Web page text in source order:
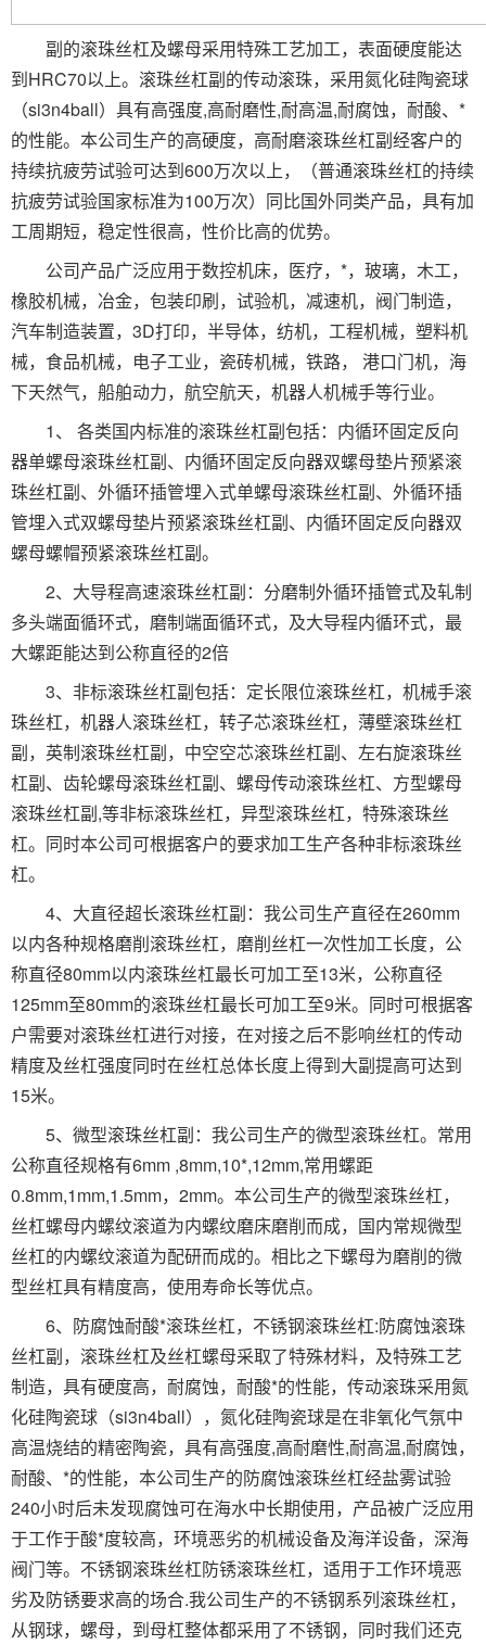
副的滚珠丝杠及螺母采用特殊工艺加工，表面硬度能达
到HRC70以上。滚珠丝杠副的传动滚珠，采用氮化硅陶瓷球
（si3n4ball）具有高强度,高耐磨性,耐高温,耐腐蚀，耐酸、*
的性能。本公司生产的高硬度，高耐磨滚珠丝杠副经客户的
持续抗疲劳试验可达到600万次以上，（普通滚珠丝杠的持续
抗疲劳试验国家标准为100万次）同比国外同类产品，具有加
工周期短，稳定性很高，性价比高的优势。
公司产品广泛应用于数控机床，医疗，*，玻璃，木工，
橡胶机械，冶金，包装印刷，试验机，减速机，阀门制造，
汽车制造装置，3D打印，半导体，纺机，工程机械，塑料机
械，食品机械，电子工业，瓷砖机械，铁路， 港口门机，海
下天然气，船舶动力，航空航天，机器人机械手等行业。
1、 各类国内标准的滚珠丝杠副包括：内循环固定反向
器单螺母滚珠丝杠副、内循环固定反向器双螺母垫片预紧滚
珠丝杠副、外循环插管埋入式单螺母滚珠丝杠副、外循环插
管埋入式双螺母垫片预紧滚珠丝杠副、内循环固定反向器双
螺母螺帽预紧滚珠丝杠副。
2、大导程高速滚珠丝杠副：分磨制外循环插管式及轧制
多头端面循环式，磨制端面循环式，及大导程内循环式，最
大螺距能达到公称直径的2倍
3、非标滚珠丝杠副包括：定长限位滚珠丝杠，机械手滚
珠丝杠，机器人滚珠丝杠，转子芯滚珠丝杠，薄壁滚珠丝杠
副，英制滚珠丝杠副，中空空芯滚珠丝杠副、左右旋滚珠丝
杠副、齿轮螺母滚珠丝杠副、螺母传动滚珠丝杠、方型螺母
滚珠丝杠副,等非标滚珠丝杠，异型滚珠丝杠，特殊滚珠丝
杠。同时本公司可根据客户的要求加工生产各种非标滚珠丝
杠。
4、大直径超长滚珠丝杠副：我公司生产直径在260mm
以内各种规格磨削滚珠丝杠，磨削丝杠一次性加工长度，公
称直径80mm以内滚珠丝杠最长可加工至13米，公称直径
125mm至80mm的滚珠丝杠最长可加工至9米。同时可根据客
户需要对滚珠丝杠进行对接，在对接之后不影响丝杠的传动
精度及丝杠强度同时在丝杠总体长度上得到大副提高可达到
15米。
5、微型滚珠丝杠副：我公司生产的微型滚珠丝杠。常用
公称直径规格有6mm ,8mm,10*,12mm,常用螺距
0.8mm,1mm,1.5mm，2mm。本公司生产的微型滚珠丝杠，
丝杠螺母内螺纹滚道为内螺纹磨床磨削而成，国内常规微型
丝杠的内螺纹滚道为配研而成的。相比之下螺母为磨削的微
型丝杠具有精度高，使用寿命长等优点。
6、防腐蚀耐酸*滚珠丝杠，不锈钢滚珠丝杠:防腐蚀滚珠
丝杠副，滚珠丝杠及丝杠螺母采取了特殊材料，及特殊工艺
制造，具有硬度高，耐腐蚀，耐酸*的性能，传动滚珠采用氮
化硅陶瓷球（si3n4ball），氮化硅陶瓷球是在非氧化气氛中
高温烧结的精密陶瓷，具有高强度,高耐磨性,耐高温,耐腐蚀，
耐酸、*的性能，本公司生产的防腐蚀滚珠丝杠经盐雾试验
240小时后未发现腐蚀可在海水中长期使用，产品被广泛应用
于工作于酸*度较高，环境恶劣的机械设备及海洋设备，深海
阀门等。不锈钢滚珠丝杠防锈滚珠丝杠，适用于工作环境恶
劣及防锈要求高的场合.我公司生产的不锈钢系列滚珠丝杠，
从钢球，螺母，到母杠整体都采用了不锈钢，同时我们还克